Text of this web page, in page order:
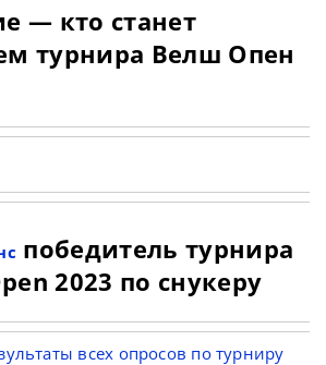
— кто станет
турнира Велш Опен
победитель турнира
2023 по снукеру
всех опросов по турниру